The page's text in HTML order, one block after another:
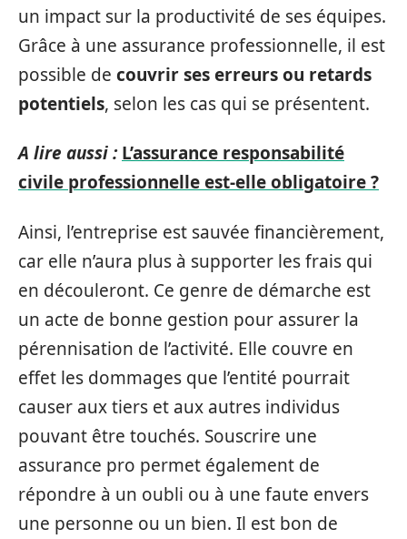
un impact sur la productivité de ses équipes.
Grâce à une assurance professionnelle, il est
possible de couvrir ses erreurs ou retards
potentiels, selon les cas qui se présentent.
A lire aussi : L’assurance responsabilité
civile professionnelle est-elle obligatoire ?
Ainsi, l’entreprise est sauvée financièrement,
car elle n’aura plus à supporter les frais qui
en découleront. Ce genre de démarche est
un acte de bonne gestion pour assurer la
pérennisation de l’activité. Elle couvre en
effet les dommages que l’entité pourrait
causer aux tiers et aux autres individus
pouvant être touchés. Souscrire une
assurance pro permet également de
répondre à un oubli ou à une faute envers
une personne ou un bien. Il est bon de